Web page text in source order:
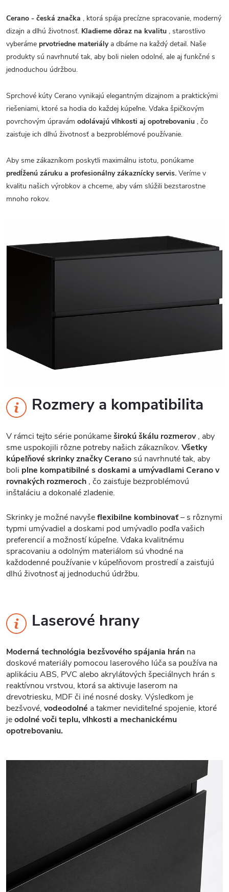
Cerano - česká značka , ktorá spája precízne spracovanie, moderný
dizajn a dlhú životnosť. Kladieme dôraz na kvalitu , starostlivo
vyberáme prvotriedne materiálya dbáme na každý detail. Naše
produkty sú navrhnuté tak, aby boli nielen odolné, ale aj funkčné s
jednoduchou údržbou.
Sprchové kúty Cerano vynikajú elegantným dizajnom a praktickými
riešeniami, ktoré sa hodia do každej kúpeľne. Vďaka špičkovým
povrchovým úpravám odolávajú vlhkosti aj opotrebovaniu , čo
zaisťuje ich dlhú životnosť a bezproblémové používanie.
Aby sme zákazníkom poskytli maximálnu istotu, ponúkame
predĺženú záruku a profesionálny zákaznícky servis. Veríme v
kvalitu našich výrobkov a chceme, aby vám slúžili bezstarostne
mnoho rokov.
Rozmery a kompatibilita
V rámci tejto série ponúkameširokú škálu rozmerov, aby
sme uspokojili rôzne potreby našich zákazníkov. Všetky
kúpeľňové skrinky značky Cerano sú navrhnuté tak, aby
boli plne kompatibilné s doskami a umývadlami Cerano v
rovnakých rozmeroch , čo zaisťuje bezproblémovú
inštaláciu a dokonalé zladenie.
Skrinky je možné navyšeflexibilne kombinovať– s rôznymi
typmi umývadiel a doskami pod umývadlo podľa vašich
preferencií a možností kúpeľne. Vďaka kvalitnému
spracovaniu a odolným materiálom sú vhodné na
každodenné používanie v kúpeľňovom prostredí a zaisťujú
dlhú životnosť aj jednoduchú údržbu.
Laserové hrany
Moderná technológia bezšvového spájania hrán na
doskové materiály pomocou laserového lúča sa používa na
aplikáciu ABS, PVC alebo akrylátových špeciálnych hrán s
reaktívnou vrstvou, ktorá sa aktivuje laserom na
drevotriesku, MDF či iné nosné dosky. Výsledkom je
bezšvové, vodeodolné a takmer neviditeľné spojenie, ktoré
jeodolné voči teplu, vlhkosti a mechanickému
opotrebovaniu.